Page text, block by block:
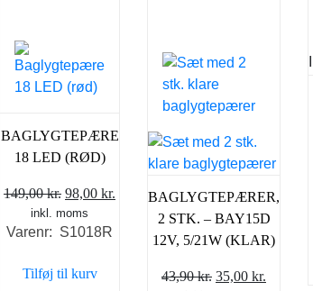
BAGLYGTEPÆRE
18 LED (RØD)
149,00kr. Den
oprindelige
pris
149,00 kr..
98,00 kr.
aktuelle
98,00 kr..
inkl. moms
Varenr: S1018R
Tilføj til kurv
BAGLYGTEPÆRER,
2 STK. – BAY15D
12V, 5/21W (KLAR)
43,90kr. Den
35,00 kr.